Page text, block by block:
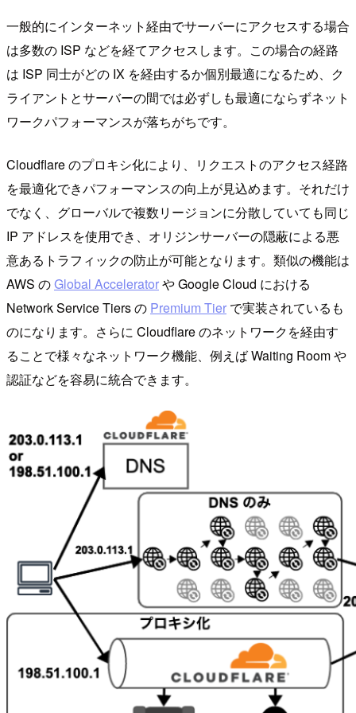
一般的にインターネット経由でサーバーにアクセスする場合
は多数の ISP などを経てアクセスします。この場合の経路
は ISP 同士がどの IX を経由するか個別最適になるため、ク
ライアントとサーバーの間では必ずしも最適にならずネット
ワークパフォーマンスが落ちがちです。
Cloudflare のプロキシ化により、リクエストのアクセス経路
を最適化できパフォーマンスの向上が見込めます。それだけ
でなく、グローバルで複数リージョンに分散していても同じ
IP アドレスを使用でき、オリジンサーバーの隠蔽による悪
意あるトラフィックの防止が可能となります。類似の機能は
AWS のGlobal Acceleratorや Google Cloud における
Network Service Tiers の Premium Tier で実装されているも
のになります。さらに Cloudflare のネットワークを経由す
ることで様々なネットワーク機能、例えば Waiting Room や
認証などを容易に統合できます。